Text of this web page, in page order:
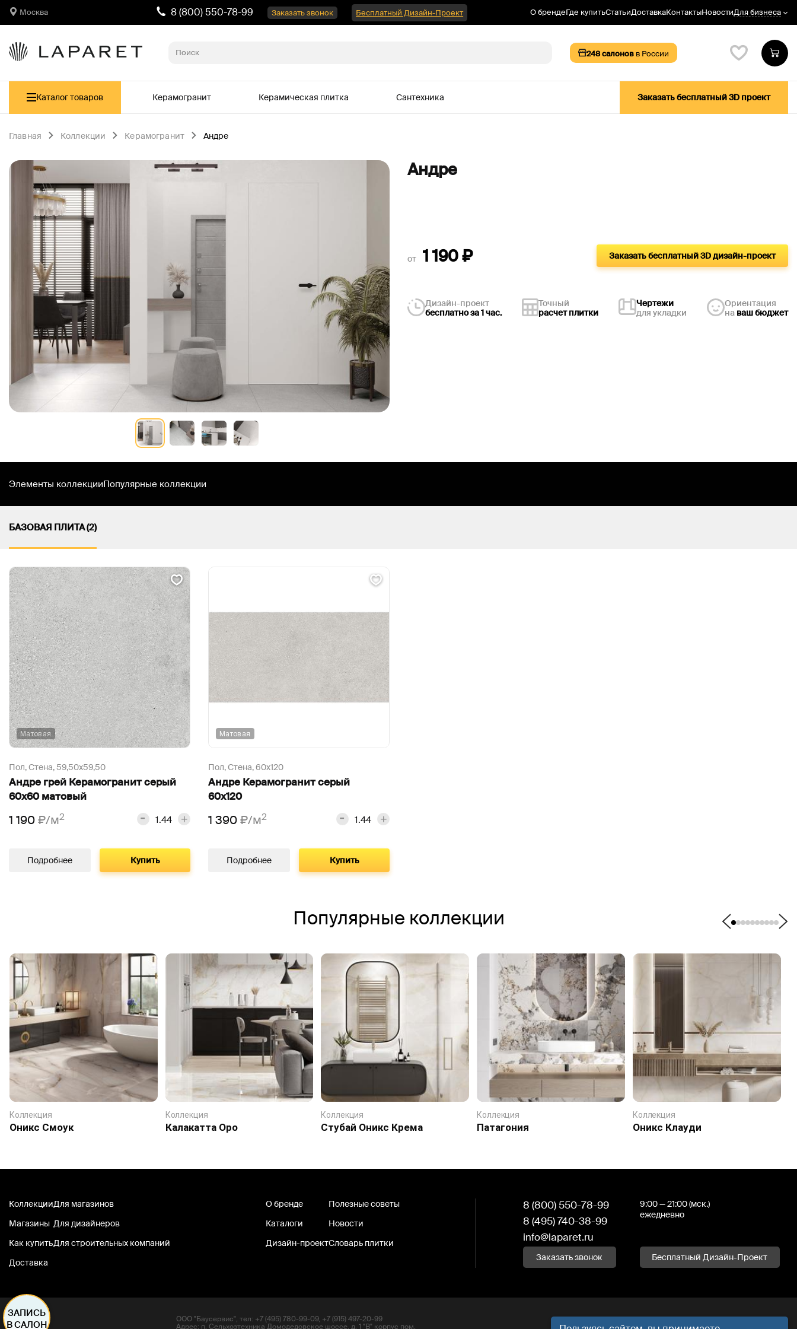
Москва 8 (800) 550-78-99 Заказать звонок Бесплатный Дизайн-Проект О брендеГде купитьСтатьиДоставкаКонтактыНовостиДля бизнеса
248салонов в России
Каталог товаров Керамогранит Керамическая плитка Сантехника Заказать бесплатный 3D проект
Главная Коллекции Керамогранит Андре
Андре
от 1 190₽ Заказать бесплатный 3D дизайн-проект
Дизайн-проект
бесплатно за 1 час.
Точный
расчет плитки
Чертежи
для укладки
Ориентация
на ваш бюджет
Элементы коллекцииПопулярные коллекции
БАЗОВАЯ ПЛИТА (2)
Матовая
Пол, Стена,59,50х59,50
Андре грей Керамогранит серый
60х60 матовый
1 190₽/м2
Подробнее Купить
Матовая
Пол, Стена,60х120
Андре Керамогранит серый
60х120
1 390₽/м2
Подробнее Купить
Популярные коллекции
Коллекция
Оникс Смоук
Коллекция
Калакатта Оро
Коллекция
Стубай Оникс Крема
Коллекция
Патагония
Коллекция
Оникс Клауди
Коллекции
Магазины
Как купить
Доставка
Для магазинов
Для дизайнеров
Для строительных компаний
О бренде
Каталоги
Дизайн-проект
Полезные советы
Новости
Словарь плитки
8 (800) 550-78-99
8 (495) 740-38-99
info@laparet.ru
9:00 — 21:00 (мск.)
ежедневно
Заказать звонок Бесплатный Дизайн-Проект
ООО "Баусервис", тел: +7 (495) 780-99-09, +7 (915) 497-20-99
Адрес: п. Сельхозтехника Домодедовское шоссе, д. 1 "В" корпус пом.
ЗАПИСЬ
В САЛОН